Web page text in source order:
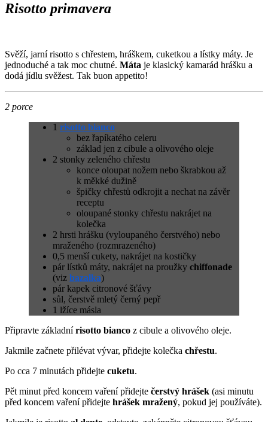
Risotto primavera
Svěží, jarní risotto s chřestem, hráškem, cuketkou a lístky máty. Je
jednoduché a tak moc chutné. Máta je klasický kamarád hrášku a
dodá jídlu svěžest. Tak buon appetito!
2 porce
1 risotto bianco
bez řapíkatého celeru
základ jen z cibule a olivového oleje
2 stonky zeleného chřestu
konce oloupat nožem nebo škrabkou až
k měkké dužině
špičky chřestů odkrojit a nechat na závěr
receptu
oloupané stonky chřestu nakrájet na
kolečka
2 hrsti hrášku (vyloupaného čerstvého) nebo
mraženého (rozmrazeného)
0,5 menší cukety, nakrájet na kostičky
pár lístků máty, nakrájet na proužky chiffonade
(viz bazalka)
pár kapek citronové šťávy
sůl, čerstvě mletý černý pepř
1 lžíce másla
Připravte základnírisotto bianco z cibule a olivového oleje.
Jakmile začnete přilévat vývar, přidejte kolečka chřestu.
Po cca 7 minutách přidejte cuketu.
Pět minut před koncem vaření přidejte čerstvý hrášek (asi minutu
před koncem vaření přidejte hrášek mražený, pokud jej používáte).